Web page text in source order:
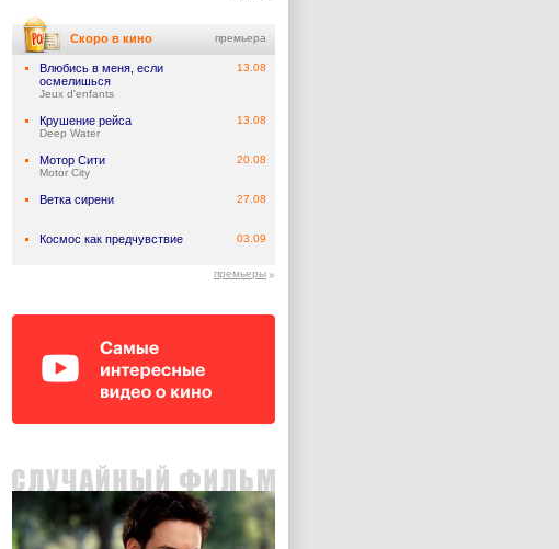
Скоро в кино премьера
Влюбись в меня, если
осмелишься
Jeux d'enfants
13.08
Крушение рейса
Deep Water
13.08
Мотор Сити
Motor City
20.08
Ветка сирени 27.08
Космос как предчувствие 03.09
премьеры